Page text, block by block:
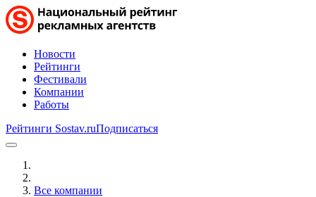
Новости
Рейтинги
Фестивали
Компании
Работы
Рейтинги Sostav.ruПодписаться
Все компании